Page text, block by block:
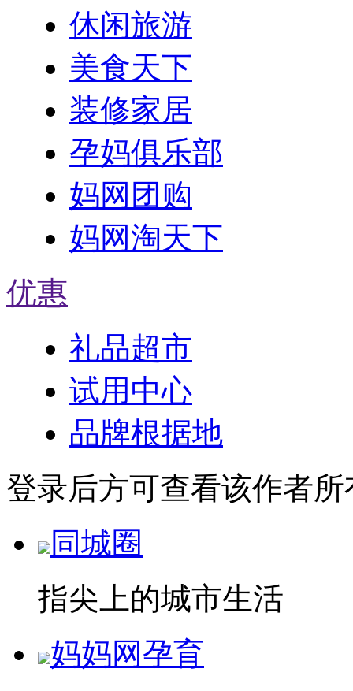
休闲旅游
美食天下
装修家居
孕妈俱乐部
妈网团购
妈网淘天下
优惠
礼品超市
试用中心
品牌根据地
登录后方可查看该作者所
同城圈
指尖上的城市生活
妈妈网孕育